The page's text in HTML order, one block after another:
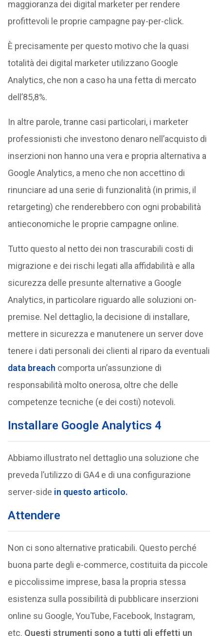
maggioranza dei digital marketer per rendere
profittevoli le proprie campagne pay-per-click.
È precisamente per questo motivo che la quasi
totalità dei digital marketer utilizzano Google
Analytics, che non a caso ha una fetta di mercato
dell’85,8%.
In altre parole, tranne casi particolari, i marketer
professionisti che investono denaro nell’acquisto di
inserzioni non hanno una vera e propria alternativa a
Google Analytics, a meno che non accettino di
rinunciare ad una serie di funzionalità (in primis, il
retargeting) che renderebbero con ogni probabilità
antieconomiche le proprie campagne online.
Tutto questo al netto dei non trascurabili costi di
migrazione e dei rischi legati alla affidabilità e alla
sicurezza delle presunte alternative a Google
Analytics, in particolare riguardo alle soluzioni on-
premise. Nel dettaglio, la decisione di installare,
mettere in sicurezza e manutenere un server dove
tenere i dati personali dei clienti al riparo da eventuali
data breach comporta un’assunzione di
responsabilità molto onerosa, oltre che delle
competenze tecniche (e dei costi) notevoli.
Installare Google Analytics 4
Abbiamo illustrato nel dettaglio una soluzione che
preveda l’utilizzo di GA4 e di una configurazione
server-side in questo articolo.
Attendere
Non ci sono alternative praticabili. Questo perché
buona parte degli e-commerce, costituita da piccole
e piccolissime imprese, basa la propria stessa
esistenza sulla possibilità di pubblicare inserzioni
online su Google, YouTube, Facebook, Instagram,
etc. Questi strumenti sono a tutti gli effetti un